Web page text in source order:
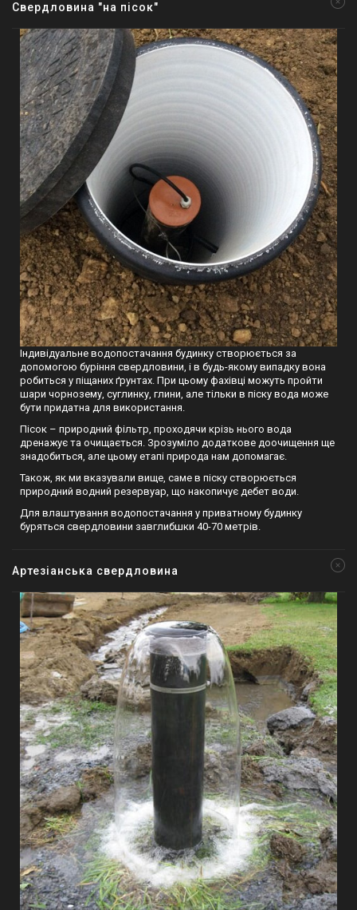
Свердловина "на пісок"
Індивідуальне водопостачання будинку створюється за
допомогою буріння свердловини, і в будь-якому випадку вона
робиться у піщаних ґрунтах. При цьому фахівці можуть пройти
шари чорнозему, суглинку, глини, але тільки в піску вода може
бути придатна для використання.
Пісок – природний фільтр, проходячи крізь нього вода
дренажує та очищається. Зрозуміло додаткове доочищення ще
знадобиться, але цьому етапі природа нам допомагає.
Також, як ми вказували вище, саме в піску створюється
природний водний резервуар, що накопичує дебет води.
Для влаштування водопостачання у приватному будинку
буряться свердловини завглибшки 40-70 метрів.
Артезіанська свердловина